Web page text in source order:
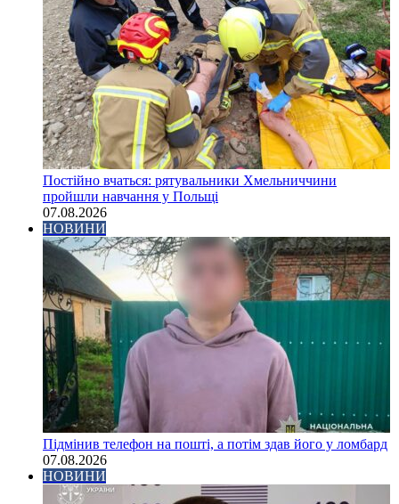
Постійно вчаться: рятувальники Хмельниччини
пройшли навчання у Польщі
07.08.2026
НОВИНИ
Підмінив телефон на пошті, а потім здав його у ломбард
07.08.2026
НОВИНИ